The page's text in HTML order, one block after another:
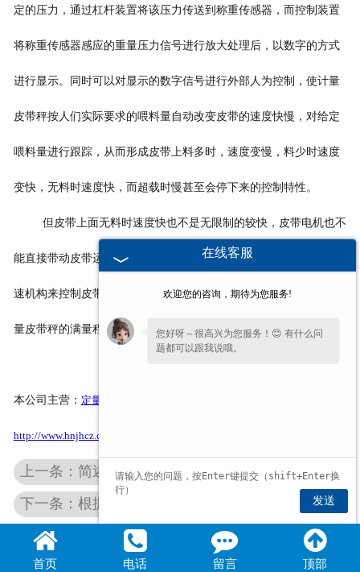
定的压力，通过杠杆装置将该压力传送到称重传感器，而控制装置
将称重传感器感应的重量压力信号进行放大处理后，以数字的方式
进行显示。同时可以对显示的数字信号进行外部人为控制，使计量
皮带秤按人们实际要求的喂料量自动改变皮带的速度快慢，对给定
喂料量进行跟踪，从而形成皮带上料多时，速度变慢，料少时速度
变快，无料时速度快，而超载时慢甚至会停下来的控制特性。
但皮带上面无料时速度快也不是无限制的较快，皮带电机也不
能直接带动皮带运转。所以，不同的物料喂料量，会采用不同的减
速机构来控制皮带的较较快度，改变变速比也就改变了不同物料计
量皮带秤的满量程的范围。
本公司主营： 定量包装秤
http://www.hnjhcz.com/
上一条：简述电子螺旋秤的主要功能
下一条：根据物料的特性选择不同的螺旋秤
首页 电话 留言 顶部
在线客服
欢迎您的咨询，期待为您服务!
您好呀～很高兴为您服务！😊 有什么问
题都可以跟我说哦。
发送